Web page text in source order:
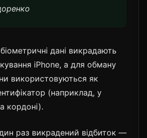
дані викрадають
iPhone, а для обману
використовуються як
(наприклад, у
кордоні).
раз викрадений відбиток —